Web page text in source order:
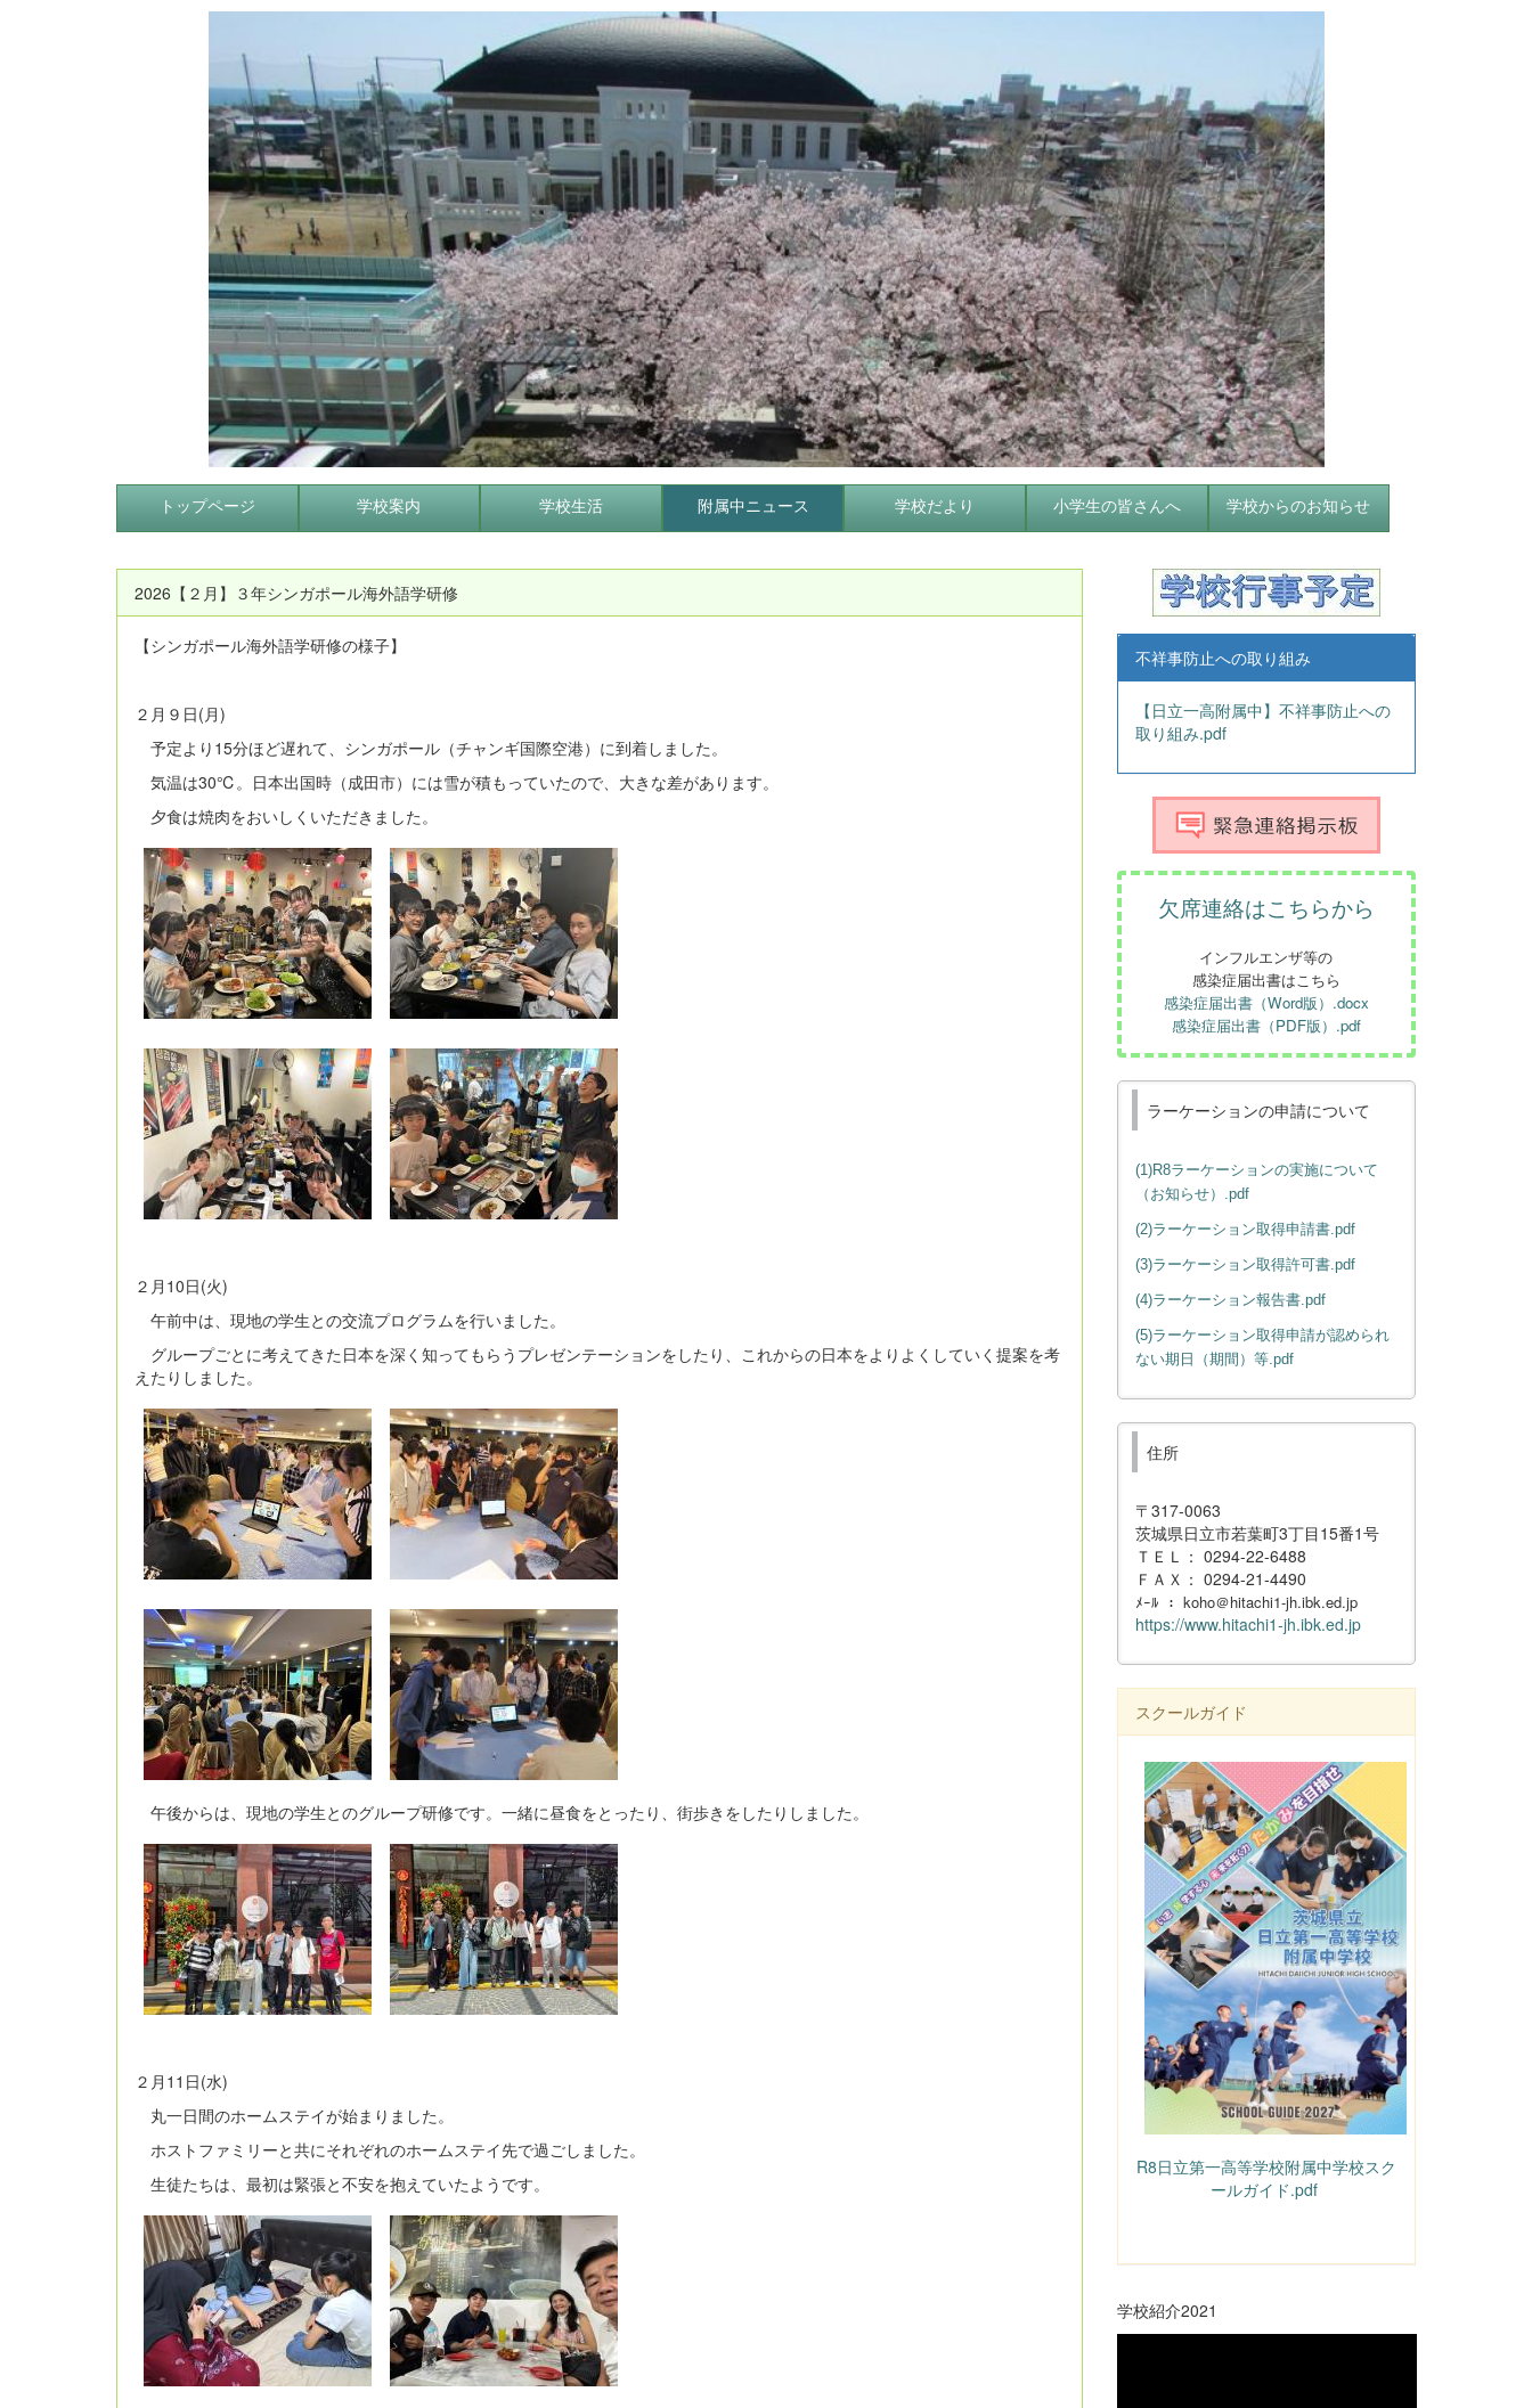
トップページ 学校案内 学校生活 附属中ニュース 学校だより 小学生の皆さんへ 学校からのお知らせ
2026【２月】３年シンガポール海外語学研修
【シンガポール海外語学研修の様子】
２月９日(月)
予定より15分ほど遅れて、シンガポール（チャンギ国際空港）に到着しました。
気温は30℃。日本出国時（成田市）には雪が積もっていたので、大きな差があります。
夕食は焼肉をおいしくいただきました。
２月10日(火)
午前中は、現地の学生との交流プログラムを行いました。
グループごとに考えてきた日本を深く知ってもらうプレゼンテーションをしたり、これからの日本をよりよくしていく提案を考
えたりしました。
午後からは、現地の学生とのグループ研修です。一緒に昼食をとったり、街歩きをしたりしました。
２月11日(水)
丸一日間のホームステイが始まりました。
ホストファミリーと共にそれぞれのホームステイ先で過ごしました。
生徒たちは、最初は緊張と不安を抱えていたようです。
不祥事防止への取り組み
【日立一高附属中】不祥事防止への
取り組み.pdf
欠席連絡はこちらから
インフルエンザ等の
感染症届出書はこちら
感染症届出書（Word版）.docx
感染症届出書（PDF版）.pdf
ラーケーションの申請について
(1)R8ラーケーションの実施について
（お知らせ）.pdf
(2)ラーケーション取得申請書.pdf
(3)ラーケーション取得許可書.pdf
(4)ラーケーション報告書.pdf
(5)ラーケーション取得申請が認められ
ない期日（期間）等.pdf
住所
〒317-0063
茨城県日立市若葉町3丁目15番1号
ＴＥＬ： 0294-22-6488
ＦＡＸ： 0294-21-4490
ﾒｰﾙ ： koho＠hitachi1-jh.ibk.ed.jp
https://www.hitachi1-jh.ibk.ed.jp
スクールガイド
R8日立第一高等学校附属中学校スク
ールガイド.pdf
学校紹介2021